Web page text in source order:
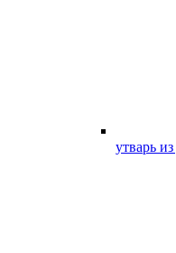
утварь